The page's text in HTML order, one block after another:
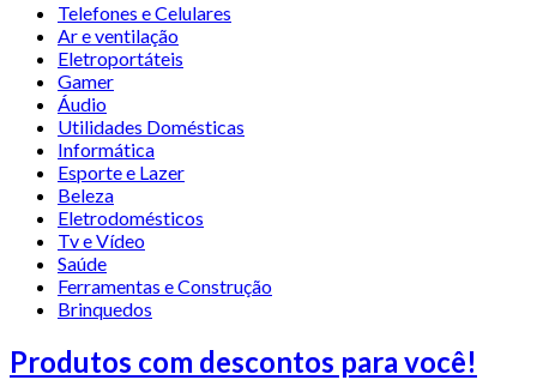
Telefones e Celulares
Ar e ventilação
Eletroportáteis
Gamer
Áudio
Utilidades Domésticas
Informática
Esporte e Lazer
Beleza
Eletrodomésticos
Tv e Vídeo
Saúde
Ferramentas e Construção
Brinquedos
Produtos com descontos para você!